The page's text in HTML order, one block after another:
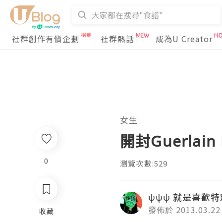
社群創作有價企劃 社群熱話 成為U Creator
0
收藏
女生
開封
瀏覽次數:529
ψψψ 就是喜歡
發佈於 2013.03.22